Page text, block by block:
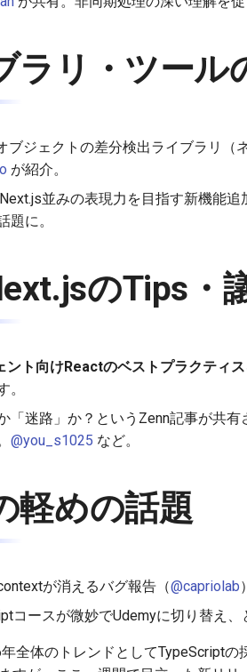
ラリ・ツール
ブジェクトの差分検出ライブラリ（
が紹介。
Next.js並みの表現力を目指す新機能
題に。
のTips・
ント向けReactのベストプラクティス
。
「迷路」か？というZenn記事が共
@you_s1025 など。
軽めの話題
が消えるバグ報告（@capriolab
コースが微妙でUdemyに切り替え、
全体のトレンドとしてTypeScript